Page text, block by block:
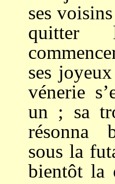
ses
ses
vénerie
un ; sa
résonna
sous la
bientôt la